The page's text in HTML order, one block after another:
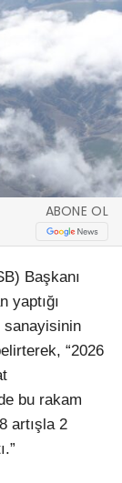
ABONE OL
Başkanı
yaptığı
sanayisinin
“2026
bu rakam
artışla 2